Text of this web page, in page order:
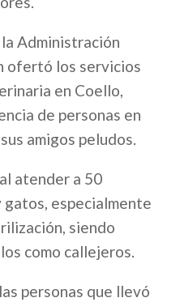
Administración
ofertó los servicios
en Coello,
de personas en
amigos peludos.
atender a 50
especialmente
siendo
como callejeros.
personas que llevó